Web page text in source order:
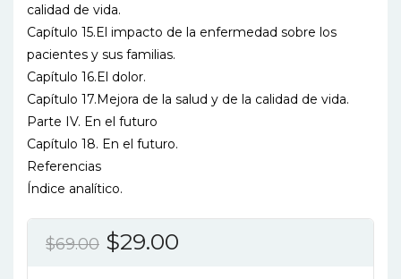
calidad de vida.
Capítulo 15.El impacto de la enfermedad sobre los
pacientes y sus familias.
Capítulo 16.El dolor.
Capítulo 17.Mejora de la salud y de la calidad de vida.
Parte IV. En el futuro
Capítulo 18. En el futuro.
Referencias
Índice analítico.
$69.00 El
$29.00